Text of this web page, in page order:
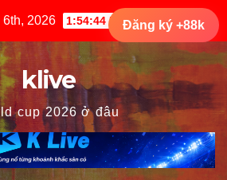
6th, 2026 1:54:45 PM
klive
cup 2026 ở đâu
Đăng ký +88k